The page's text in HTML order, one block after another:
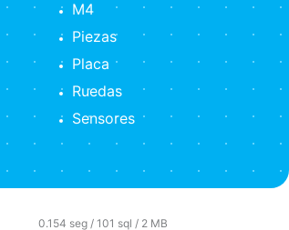
M4
Piezas
Placa
Ruedas
Sensores
0.154 seg / 101 sql / 2 MB